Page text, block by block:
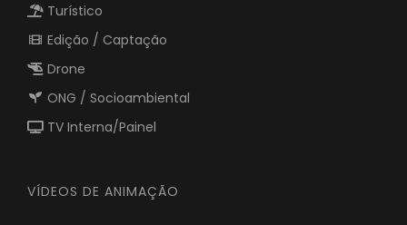
Turístico
Edição / Captação
Drone
ONG / Socioambiental
TV Interna/Painel
VÍDEOS DE ANIMAÇÃO